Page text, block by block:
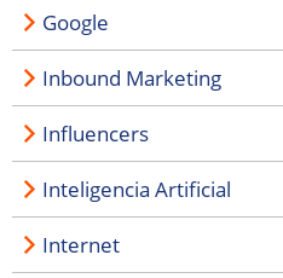
Google
Inbound Marketing
Influencers
Inteligencia Artificial
Internet